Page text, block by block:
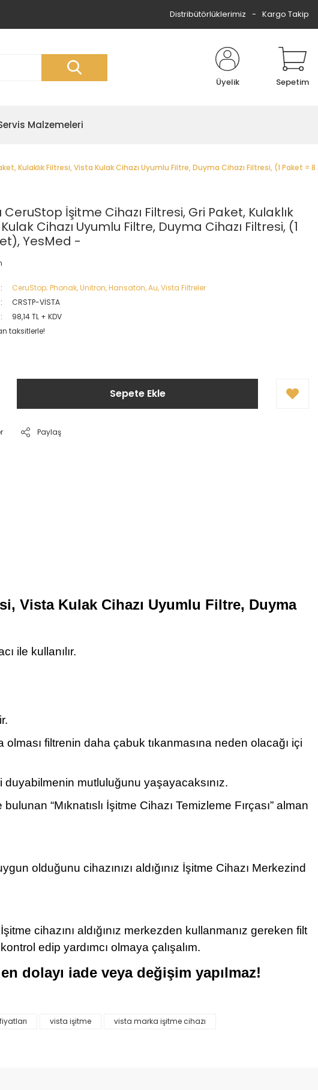
Distribütörlüklerimiz Kargo Takip
Üyelik Sepetim
Malzemeleri
Kulaklık Filtresi, Vista Kulak Cihazı Uyumlu Filtre, Duyma Cihazı Filtresi, (1 Paket =
İşitme Cihazı Filtresi, Gri Paket, Kulaklık
Cihazı Uyumlu Filtre, Duyma Cihazı Filtresi, (1
YesMed -
CeruStop; Phonak, Unitron, Hansaton, Au, Vista Filtreler
CRSTP-VİSTA
98,14 TL + KDV
taksitlerle!
Sepete Ekle
Paylaş
Vista Kulak Cihazı Uyumlu Filtre, Duyma
ile kullanılır.
filtrenin daha çabuk tıkanmasına neden olacağı içi
mutluluğunu yaşayacaksınız.
“Mıknatıslı İşitme Cihazı Temizleme Fırçası” alman
olduğunu cihazınızı aldığınız İşitme Cihazı Merkezind
cihazını aldığınız merkezden kullanmanız gereken filt
edip yardımcı olmaya çalışalım.
dolayı iade veya değişim yapılmaz!
iletebilirsiniz.
vista işitme
vista marka işitme cihazı